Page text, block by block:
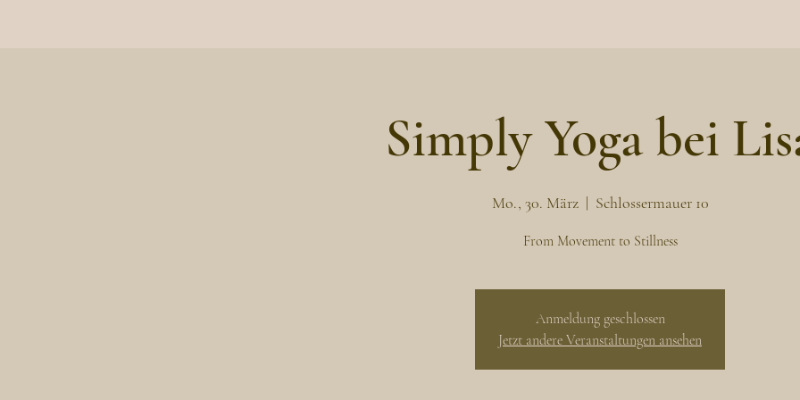
Simply Yoga bei
Mo., 30. März
  |
Schlossermauer 10
From Movement to Stillness
Anmeldung geschlossen
Jetzt andere Veranstaltungen ansehen